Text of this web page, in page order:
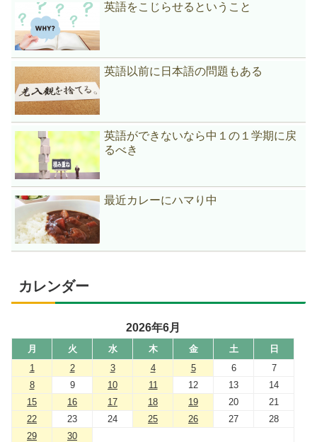
英語をこじらせるということ
英語以前に日本語の問題もある
英語ができないなら中１の１学期に戻
るべき
最近カレーにハマり中
カレンダー
2026年6月
月 火 水 木 金 土
日
1
2 3 4 5 6
7
8
9 10 11 12 13
14
15
16 17 18 19 20
21
22
23 24 25 26 27
28
29
30